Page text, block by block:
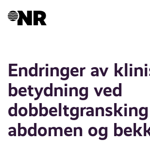
Endringer av
betydning ved
abdomen og